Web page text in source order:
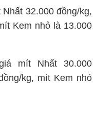
32.000 đồng/kg,
Kem nhỏ là 13.000
mít Nhất 30.000
kg, mít Kem nhỏ